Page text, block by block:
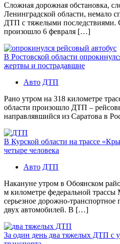
Сложная дорожная обстановка,
Ленинградской области, немало
ДТП с тяжелыми последствиями.
произошло 6 февраля […]
В Ростовской области
жертвы и пострадавшие
Авто ДТП
Рано утром на 318 километре
области произошло ДТП –
направлявшийся из Саратова в
В Курской области на трассе
четыре человека
Авто ДТП
Накануне утром в Обоянском
м километре федеральной
серьезное дорожно-транспортное
двух автомобилей. В […]
За один день два тяжелых ДТП с